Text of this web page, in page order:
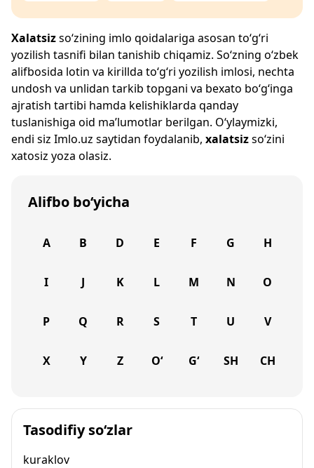
Xalatsizso‘zining imlo qoidalariga asosan to‘g‘ri
yozilish tasnifi bilan tanishib chiqamiz. So‘zning o‘zbek
alifbosida lotin va kirillda to‘g‘ri yozilish imlosi, nechta
undosh va unlidan tarkib topgani va bexato bo‘g‘inga
ajratish tartibi hamda kelishiklarda qanday
tuslanishiga oid ma’lumotlar berilgan. O‘ylaymizki,
endi siz Imlo.uz saytidan foydalanib, xalatsizso‘zini
xatosiz yoza olasiz.
Alifbo bo‘yicha
A B D E F G H
I J K L M N O
P Q R S T U V
X Y Z O‘ G‘ SH CH
Tasodifiy so‘zlar
kuraklov